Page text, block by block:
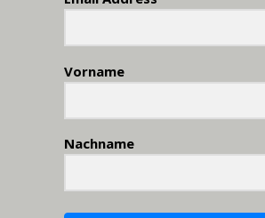
Vorname
Nachname